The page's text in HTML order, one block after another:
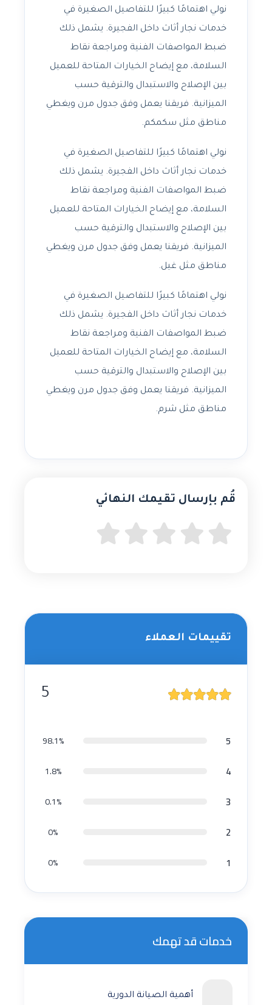
نولي اهتمامًا كبيرًا للتفاصيل الصغيرة في
خدمات نجار أثاث داخل الفجيرة. يشمل ذلك
ضبط المواصفات الفنية ومراجعة نقاط
السلامة، مع إيضاح الخيارات المتاحة للعميل
بين الإصلاح والاستبدال والترقية حسب
الميزانية. فريقنا يعمل وفق جدول مرن ويغطي
مناطق مثل سكمكم.
نولي اهتمامًا كبيرًا للتفاصيل الصغيرة في
خدمات نجار أثاث داخل الفجيرة. يشمل ذلك
ضبط المواصفات الفنية ومراجعة نقاط
السلامة، مع إيضاح الخيارات المتاحة للعميل
بين الإصلاح والاستبدال والترقية حسب
الميزانية. فريقنا يعمل وفق جدول مرن ويغطي
مناطق مثل غيل.
نولي اهتمامًا كبيرًا للتفاصيل الصغيرة في
خدمات نجار أثاث داخل الفجيرة. يشمل ذلك
ضبط المواصفات الفنية ومراجعة نقاط
السلامة، مع إيضاح الخيارات المتاحة للعميل
بين الإصلاح والاستبدال والترقية حسب
الميزانية. فريقنا يعمل وفق جدول مرن ويغطي
مناطق مثل شرم.
قُم بإرسال تقيمك النهائي
تقييمات العملاء
5
5
98.1%
4
1.8%
3
0.1%
2
0%
1
0%
خدمات قد تهمك
أهمية الصيانة الدورية